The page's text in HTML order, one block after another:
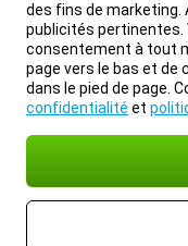
des fins de marketing.
publicités pertinentes.
consentement à tout
page vers le bas et de
dans le pied de page.
confidentialité et